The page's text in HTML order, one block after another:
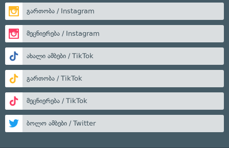
გართობა / Instagram
მეცნიერება / Instagram
ახალი ამბები / TikTok
გართობა / TikTok
მეცნიერება / TikTok
ბოლო ამბები / Twitter